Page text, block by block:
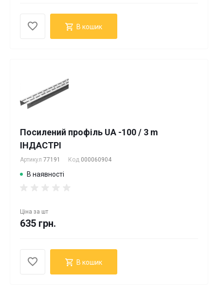
В кошик
Посилений профіль UA -100 / 3 m
ІНДАСТРІ
Артикул 77191 Код 000060904
В наявності
Ціна за шт
635 грн.
В кошик